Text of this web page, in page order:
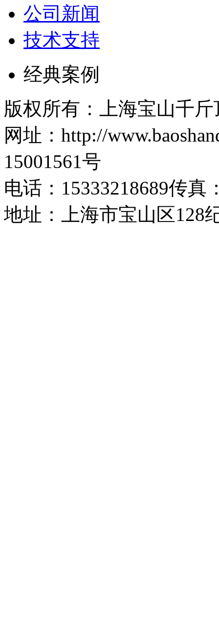
公司新闻
技术支持
经典案例
版权所有：上海宝山千
网址：http://
15001561号
电话：15333218689传真
地址：上海市宝山区128